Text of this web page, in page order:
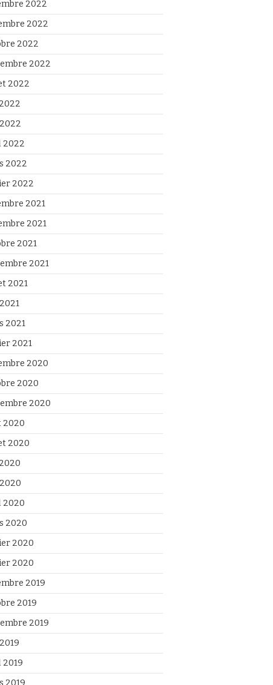
2022
2022
2022
2022
2022
2022
2022
2022
2021
2021
2021
2021
2021
2021
2021
2020
2020
2020
2020
2020
2020
2020
2020
2020
2019
2019
2019
2019